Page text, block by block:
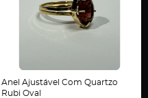
Anel Ajustável Com Quartzo
Rubi Oval